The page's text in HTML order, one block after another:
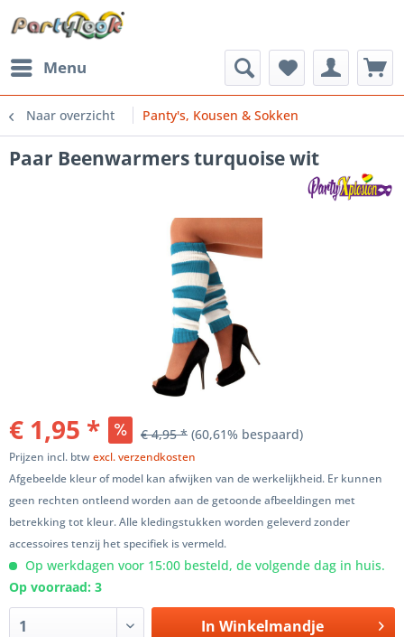
Menu
Naar overzicht Panty's, Kousen & Sokken
Paar Beenwarmers turquoise wit
€ 1,95 * € 4,95 * (60,61% bespaard)
Prijzen incl. btwexcl. verzendkosten
Afgebeelde kleur of model kan afwijken van de werkelijkheid. Er kunnen
geen rechten ontleend worden aan de getoonde afbeeldingen met
betrekking tot kleur. Alle kledingstukken worden geleverd zonder
accessoires tenzij het specifiek is vermeld.
Op werkdagen voor 15:00 besteld, de volgende dag in huis.
Op voorraad: 3
In Winkelmandje